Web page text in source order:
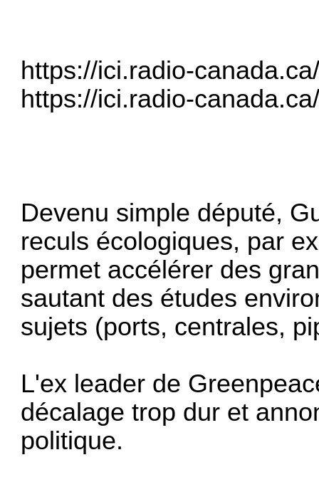
https://ici.radio-
https://ici.radio-
Devenu simple député,
reculs écologiques, par
permet accélérer des
sautant des études
sujets (ports, centrales,
L'ex leader de
décalage trop dur et
politique.